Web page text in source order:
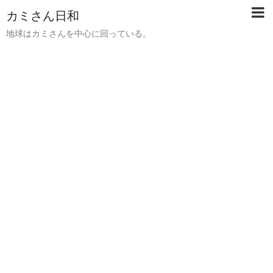
カミさん日和
地球はカミさんを中心に回っている。